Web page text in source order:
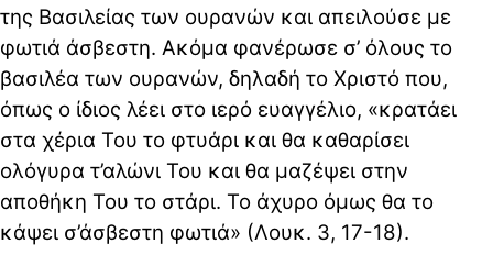
της Βασιλείας των ουρανών και απειλούσε με
φωτιά άσβεστη. Ακόμα φανέρωσε σ’ όλους το
βασιλέα των ουρανών, δηλαδή το Χριστό που,
όπως ο ίδιος λέει στο ιερό ευαγγέλιο, «κρατάει
στα χέρια Του το φτυάρι και θα καθαρίσει
ολόγυρα τ’αλώνι Του και θα μαζέψει στην
αποθήκη Του το στάρι. Το άχυρο όμως θα το
κάψει σ’άσβεστη φωτιά» (Λουκ. 3, 17-18).